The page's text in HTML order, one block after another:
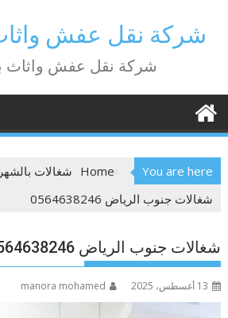
contentشركة نقل عفش
شركة نقل عفش واثاث
You are here
Home شغالات
شغالات جنوب الرياض 0564638246
شغالات جنوب الرياض 0564638246
13 أغسطس، 2025 manora mohamed